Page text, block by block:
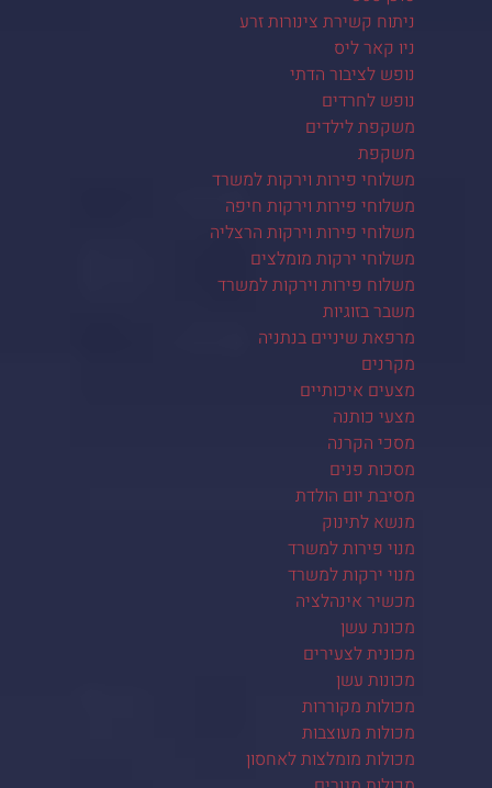
ניתוח קשירת צינורות זרע
ניו קאר ליס
נופש לציבור הדתי
נופש לחרדים
משקפת לילדים
משקפת
משלוחי פירות וירקות למשרד
משלוחי פירות וירקות חיפה
משלוחי פירות וירקות הרצליה
משלוחי ירקות מומלצים
משלוח פירות וירקות למשרד
משבר בזוגיות
מרפאת שיניים בנתניה
מקרנים
מצעים איכותיים
מצעי כותנה
מסכי הקרנה
מסכות פנים
מסיבת יום הולדת
מנשא לתינוק
מנוי פירות למשרד
מנוי ירקות למשרד
מכשיר אינהלציה
מכונת עשן
מכונית לצעירים
מכונות עשן
מכולות מקוררות
מכולות מעוצבות
מכולות מומלצות לאחסון